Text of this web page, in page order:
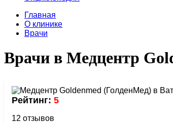
Главная
О клинике
Врачи
Врачи в Медцентр
Рейтинг: 5
12 отзывов